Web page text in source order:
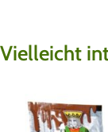
Vielleicht